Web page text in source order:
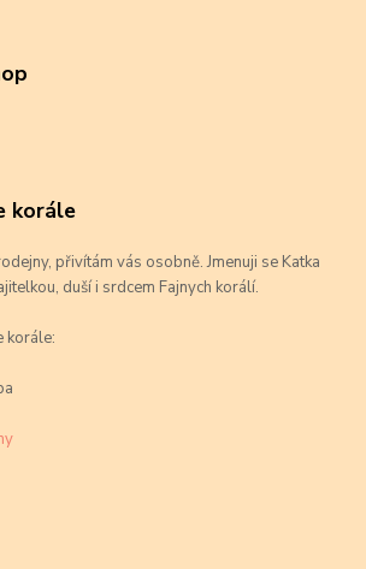
korále
přivítám vás osobně. Jmenuji se Katka
duší i srdcem Fajnych korálí.
korále: